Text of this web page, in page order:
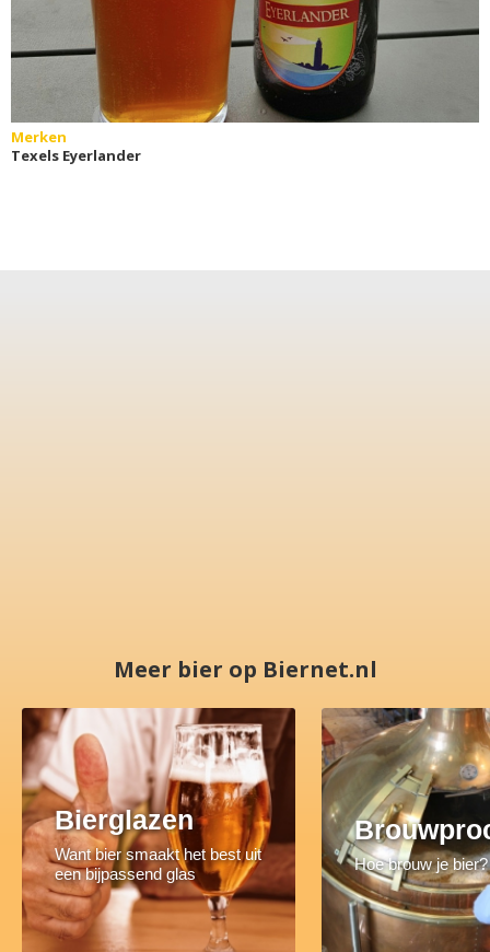
Merken
Texels Eyerlander
Meer bier op Biernet.nl
Bierglazen
Want bier smaakt het best uit
een bijpassend glas
Hoe brouw je bier?